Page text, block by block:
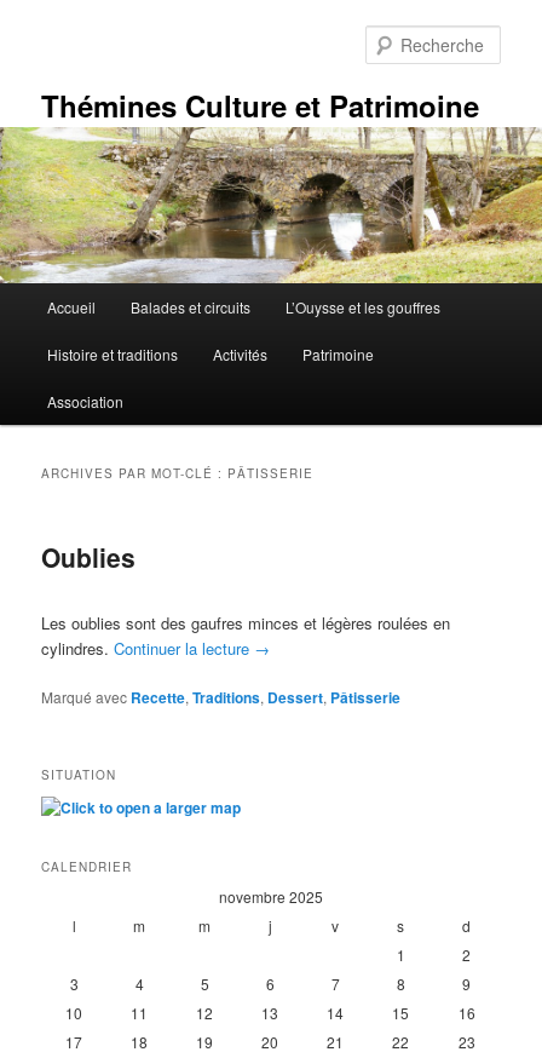
Thémines Culture et Patrimoine
principal
Accueil Balades et circuits L’Ouysse et les gouffres
Histoire et traditions Activités Patrimoine
Association
ARCHIVES PAR MOT-CLÉ : PÂTISSERIE
Oublies
Les oublies sont des gaufres minces et légères roulées en
cylindres.Continuer la lecture →
Marqué avec Recette,Traditions, Dessert, Pâtisserie
SITUATION
CALENDRIER
novembre 2025
l
m m j v s
d
1
2
3
4 5 6 7 8
9
10
11 12 13 14 15
16
17
18 19 20 21 22
23